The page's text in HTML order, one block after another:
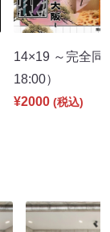
14×19 ～完全
18:00）
¥2000 (税込)